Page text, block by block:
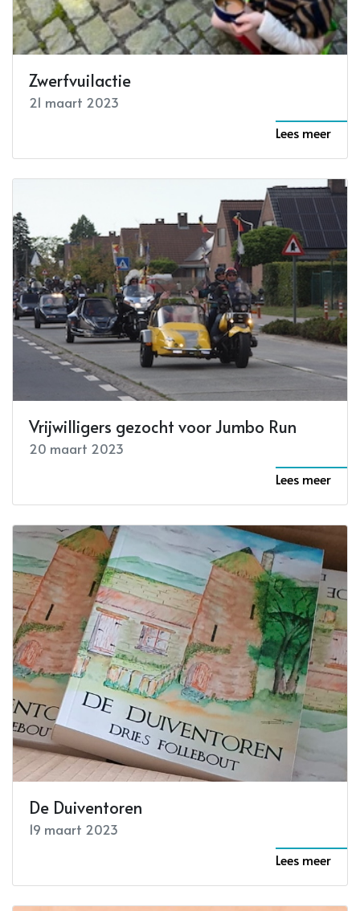
Zwerfvuilactie
21 maart 2023
Lees meer
Vrijwilligers gezocht voor Jumbo Run
20 maart 2023
Lees meer
De Duiventoren
19 maart 2023
Lees meer